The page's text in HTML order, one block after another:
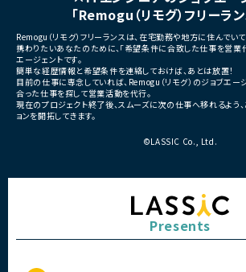
「Remogu（リモグ）フリーラン
Remogu（リモグ）フリーランスは、在宅勤務や地方に住んで
携わりたいあなたのために、「希望条件に合致した仕事を営業
エージェントです。
簡単な経歴情報と希望条件を連絡しておけば、あとは放置！
目前の仕事に専念していれば、Remogu（リモグ）のジョブエー
合った仕事を探して営業活動を代行。
現在のプロジェクト終了後、スムーズに次の仕事へ移れるよう
ョンを開拓してきます。
©LASSIC Co., Ltd.
Presents